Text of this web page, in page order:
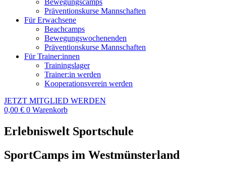
Bewegungscamps
Präventionskurse Mannschaften
Für Erwachsene
Beachcamps
Bewegungswochenenden
Präventionskurse Mannschaften
Für Trainer:innen
Trainingslager
Trainer:in werden
Kooperationsverein werden
JETZT MITGLIED WERDEN
0,00 € 0 Warenkorb
Erlebniswelt Sportschule
SportCamps im Westmünsterland